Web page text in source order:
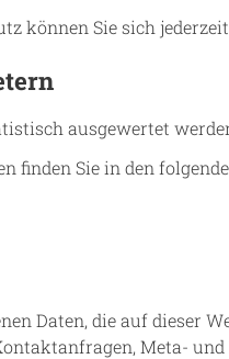
können Sie sich
ausgewertet
finden Sie in den
Daten, die auf dieser
Meta-